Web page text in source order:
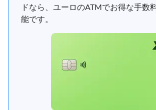
ドなら、ユーロのATMでお得な手数
能です。